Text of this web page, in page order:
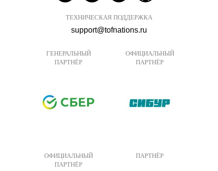
ТЕХНИЧЕСКАЯ ПОДДЕРЖКА
support@tofnations.ru
ГЕНЕРАЛЬНЫЙ
ПАРТНЁР
ОФИЦИАЛЬНЫЙ
ПАРТНЁР
ОФИЦИАЛЬНЫЙ
ПАРТНЁР
ПАРТНЁР